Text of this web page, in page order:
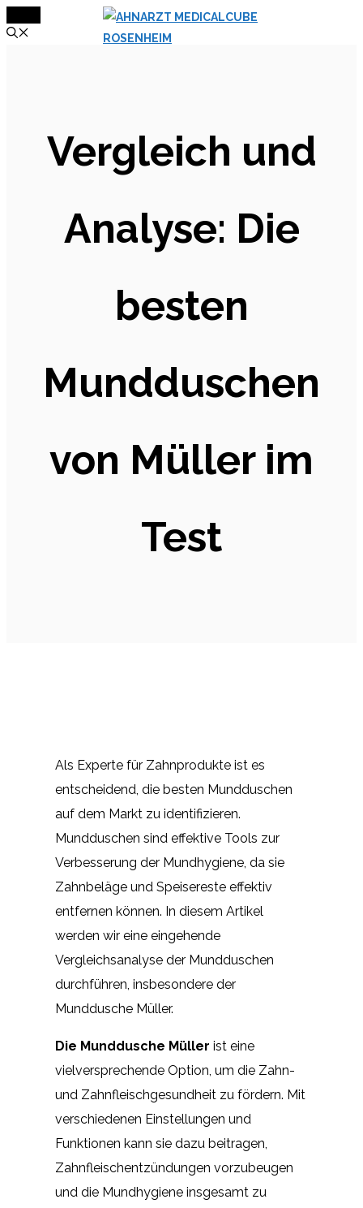
Inhalt
Vergleich und
Analyse: Die
besten
Mundduschen
von Müller im
Test
Als Experte für Zahnprodukte ist es
entscheidend, die besten Mundduschen
auf dem Markt zu identifizieren.
Mundduschen sind effektive Tools zur
Verbesserung der Mundhygiene, da sie
Zahnbeläge und Speisereste effektiv
entfernen können. In diesem Artikel
werden wir eine eingehende
Vergleichsanalyse der Mundduschen
durchführen, insbesondere der
Munddusche Müller.
Die Munddusche Müller ist eine
vielversprechende Option, um die Zahn-
und Zahnfleischgesundheit zu fördern. Mit
verschiedenen Einstellungen und
Funktionen kann sie dazu beitragen,
Zahnfleischentzündungen vorzubeugen
und die Mundhygiene insgesamt zu